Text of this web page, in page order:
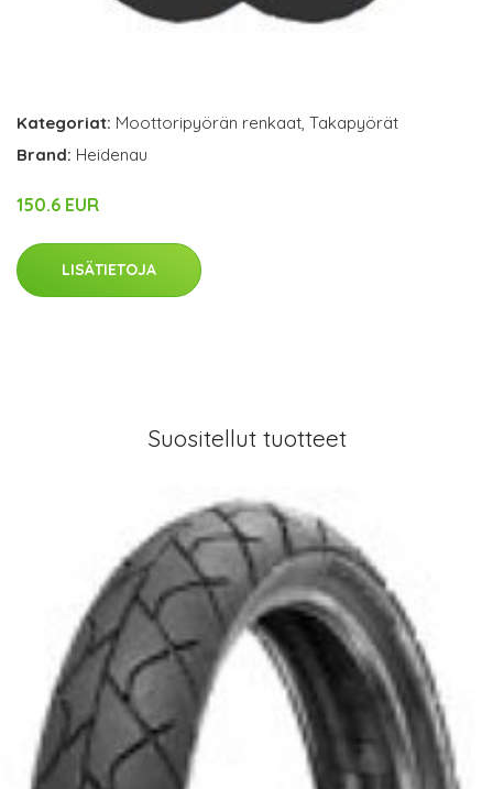
Kategoriat: Moottoripyörän renkaat Takapyörät
Brand: Heidenau
150.6 EUR
LISÄTIETOJA
Suositellut tuotteet